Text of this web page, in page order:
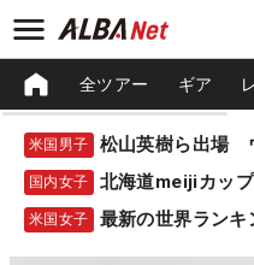
全ツアー ギア
米国男子 松山英樹ら出場
国内女子 北海道meijiカッ
米国女子 最新の世界ランキ